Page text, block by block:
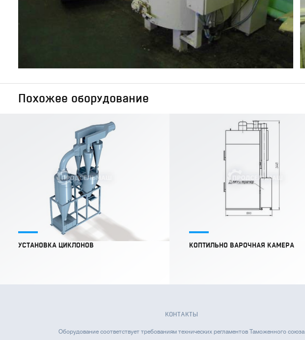
Похожее оборудование
УСТАНОВКА ЦИКЛОНОВ КОПТИЛЬНО ВАРОЧНАЯ КАМЕРА
КОНТАКТЫ
Оборудование соответствует требованиям технических регламентов Таможенного союза